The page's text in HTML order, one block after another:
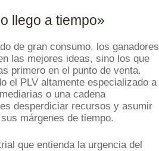
llego a tiempo»
de gran consumo, los ganadores
las mejores ideas, sino los que
primero en el punto de venta.
el PLV altamente especializado a
o una cadena
desperdiciar recursos y asumir
márgenes de tiempo.
que entienda la urgencia del